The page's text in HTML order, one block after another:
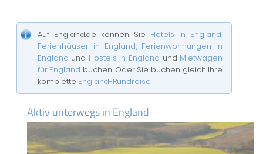
Auf England.de können Sie Hotels in England,
Ferienhäuser in England, Ferienwohnungen in
England und Hostels in England und Mietwagen
für England buchen. Oder Sie buchen gleich Ihre
komplette England-Rundreise.
Aktiv unterwegs in England